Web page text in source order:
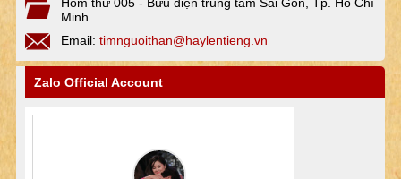
Minh
Email: timnguoithan@haylentieng.vn
Zalo Official Account